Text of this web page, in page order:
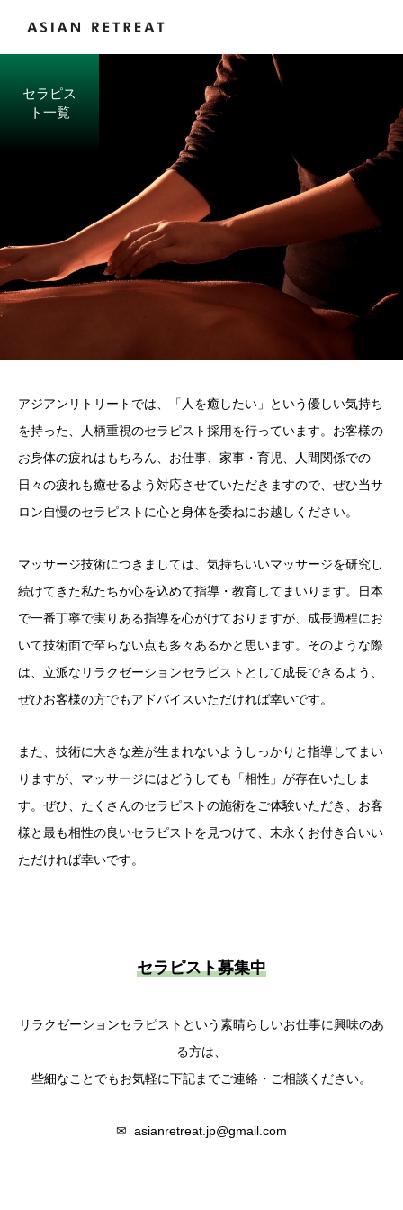
セラピス
ト一覧
アジアンリトリートでは、「人を癒したい」という優しい気持ち
を持った、人柄重視のセラピスト採用を行っています。お客様の
お身体の疲れはもちろん、お仕事、家事・育児、人間関係での
日々の疲れも癒せるよう対応させていただきますので、ぜひ当サ
ロン自慢のセラピストに心と身体を委ねにお越しください。
マッサージ技術につきましては、気持ちいいマッサージを研究し
続けてきた私たちが心を込めて指導・教育してまいります。日本
で一番丁寧で実りある指導を心がけておりますが、成長過程にお
いて技術面で至らない点も多々あるかと思います。そのような際
は、立派なリラクゼーションセラピストとして成長できるよう、
ぜひお客様の方でもアドバイスいただければ幸いです。
また、技術に大きな差が生まれないようしっかりと指導してまい
りますが、マッサージにはどうしても「相性」が存在いたしま
す。ぜひ、たくさんのセラピストの施術をご体験いただき、お客
様と最も相性の良いセラピストを見つけて、末永くお付き合いい
ただければ幸いです。
セラピスト募集中
リラクゼーションセラピストという素晴らしいお仕事に興味のあ
る方は、
些細なことでもお気軽に下記までご連絡・ご相談ください。
✉ asianretreat.jp@gmail.com